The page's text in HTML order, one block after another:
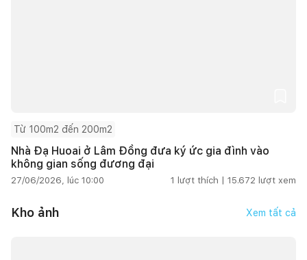
Từ 100m2 đến 200m2
Nhà Đạ Huoai ở Lâm Đồng đưa ký ức gia đình vào
không gian sống đương đại
27/06/2026, lúc 10:00 1 lượt thích | 15.672 lượt xem
Kho ảnh Xem tất cả